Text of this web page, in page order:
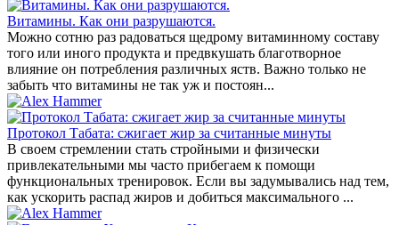
Витамины. Как они разрушаются.
Можно сотню раз радоваться щедрому витаминному составу
того или иного продукта и предвкушать благотворное
влияние он потребления различных яств. Важно только не
забыть что витамины не так уж и постоян...
Протокол Табата: сжигает жир за считанные минуты
В своем стремлении стать стройными и физически
привлекательными мы часто прибегаем к помощи
функциональных тренировок. Если вы задумывались над тем,
как ускорить распад жиров и добиться максимального ...